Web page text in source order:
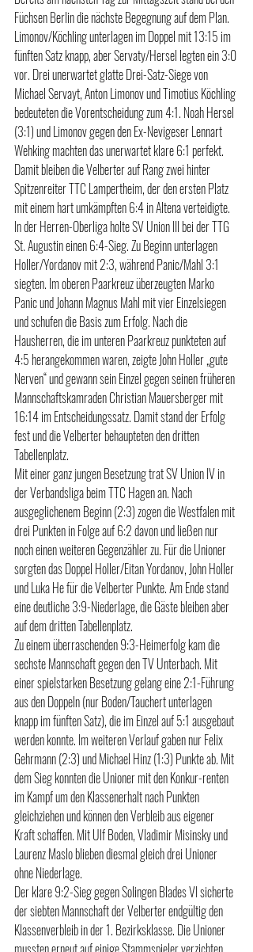
Füchsen Berlin die nächste Begegnung auf dem Plan.
Limonov/Köchling unterlagen im Doppel mit 13:15 im
fünften Satz knapp, aber Servaty/Hersel legten ein 3:0
vor. Drei unerwartet glatte Drei-Satz-Siege von
Michael Servayt, Anton Limonov und Timotius Köchling
bedeuteten die Vorentscheidung zum 4:1. Noah Hersel
(3:1) und Limonov gegen den Ex-Nevigeser Lennart
Wehking machten das unerwartet klare 6:1 perfekt.
Damit bleiben die Velberter auf Rang zwei hinter
Spitzenreiter TTC Lampertheim, der den ersten Platz
mit einem hart umkämpften 6:4 in Altena verteidigte.
In der Herren-Oberliga holte SV Union III bei der TTG
St. Augustin einen 6:4-Sieg. Zu Beginn unterlagen
Holler/Yordanov mit 2:3, während Panic/Mahl 3:1
siegten. Im oberen Paarkreuz überzeugten Marko
Panic und Johann Magnus Mahl mit vier Einzelsiegen
und schufen die Basis zum Erfolg. Nach die
Hausherren, die im unteren Paarkreuz punkteten auf
4:5 herangekommen waren, zeigte John Holler „gute
Nerven“ und gewann sein Einzel gegen seinen früheren
Mannschaftskamraden Christian Mauersberger mit
16:14 im Entscheidungssatz. Damit stand der Erfolg
fest und die Velberter behaupteten den dritten
Tabellenplatz.
Mit einer ganz jungen Besetzung trat SV Union IV in
der Verbandsliga beim TTC Hagen an. Nach
ausgeglichenem Beginn (2:3) zogen die Westfalen mit
drei Punkten in Folge auf 6:2 davon und ließen nur
noch einen weiteren Gegenzähler zu. Für die Unioner
sorgten das Doppel Holler/Eitan Yordanov, John Holler
und Luka He für die Velberter Punkte. Am Ende stand
eine deutliche 3:9-Niederlage, die Gäste bleiben aber
auf dem dritten Tabellenplatz.
Zu einem überraschenden 9:3-Heimerfolg kam die
sechste Mannschaft gegen den TV Unterbach. Mit
einer spielstarken Besetzung gelang eine 2:1-Führung
aus den Doppeln (nur Boden/Tauchert unterlagen
knapp im fünften Satz), die im Einzel auf 5:1 ausgebaut
werden konnte. Im weiteren Verlauf gaben nur Felix
Gehrmann (2:3) und Michael Hinz (1:3) Punkte ab. Mit
dem Sieg konnten die Unioner mit den Konkur-renten
im Kampf um den Klassenerhalt nach Punkten
gleichziehen und können den Verbleib aus eigener
Kraft schaffen. Mit Ulf Boden, Vladimir Misinsky und
Laurenz Maslo blieben diesmal gleich drei Unioner
ohne Niederlage.
Der klare 9:2-Sieg gegen Solingen Blades VI sicherte
der siebten Mannschaft der Velberter endgültig den
Klassenverbleib in der 1. Bezirksklasse. Die Unioner